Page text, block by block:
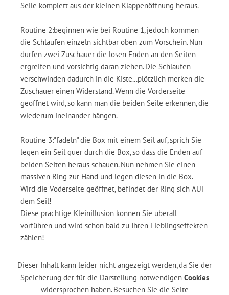
Seile komplett aus der kleinen Klappenöffnung heraus.
Routine 2:beginnen wie bei Routine 1, jedoch kommen
die Schlaufen einzeln sichtbar oben zum Vorschein. Nun
dürfen zwei Zuschauer die losen Enden an den Seiten
ergreifen und vorsichtig daran ziehen. Die Schlaufen
verschwinden dadurch in die Kiste...plötzlich merken die
Zuschauer einen Widerstand. Wenn die Vorderseite
geöffnet wird, so kann man die beiden Seile erkennen, die
wiederum ineinander hängen.
Routine 3:"fädeln" die Box mit einem Seil auf, sprich Sie
legen ein Seil quer durch die Box, so dass die Enden auf
beiden Seiten heraus schauen. Nun nehmen Sie einen
massiven Ring zur Hand und legen diesen in die Box.
Wird die Voderseite geöffnet, befindet der Ring sich AUF
dem Seil!
Diese prächtige Kleinillusion können Sie überall
vorführen und wird schon bald zu Ihren Lieblingseffekten
zählen!
Dieser Inhalt kann leider nicht angezeigt werden, da Sie der
Speicherung der für die Darstellung notwendigen Cookies
widersprochen haben. Besuchen Sie die Seite